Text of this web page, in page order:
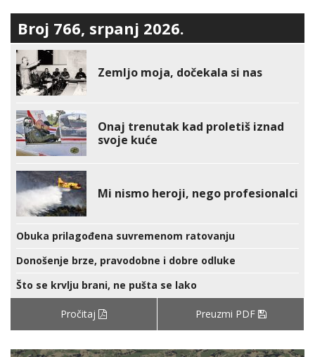
Broj 766, srpanj 2026.
Zemljo moja, dočekala si nas
Onaj trenutak kad proletiš iznad
svoje kuće
Mi nismo heroji, nego profesionalci
Obuka prilagođena suvremenom ratovanju
Donošenje brze, pravodobne i dobre odluke
Što se krvlju brani, ne pušta se lako
Pročitaj Preuzmi PDF